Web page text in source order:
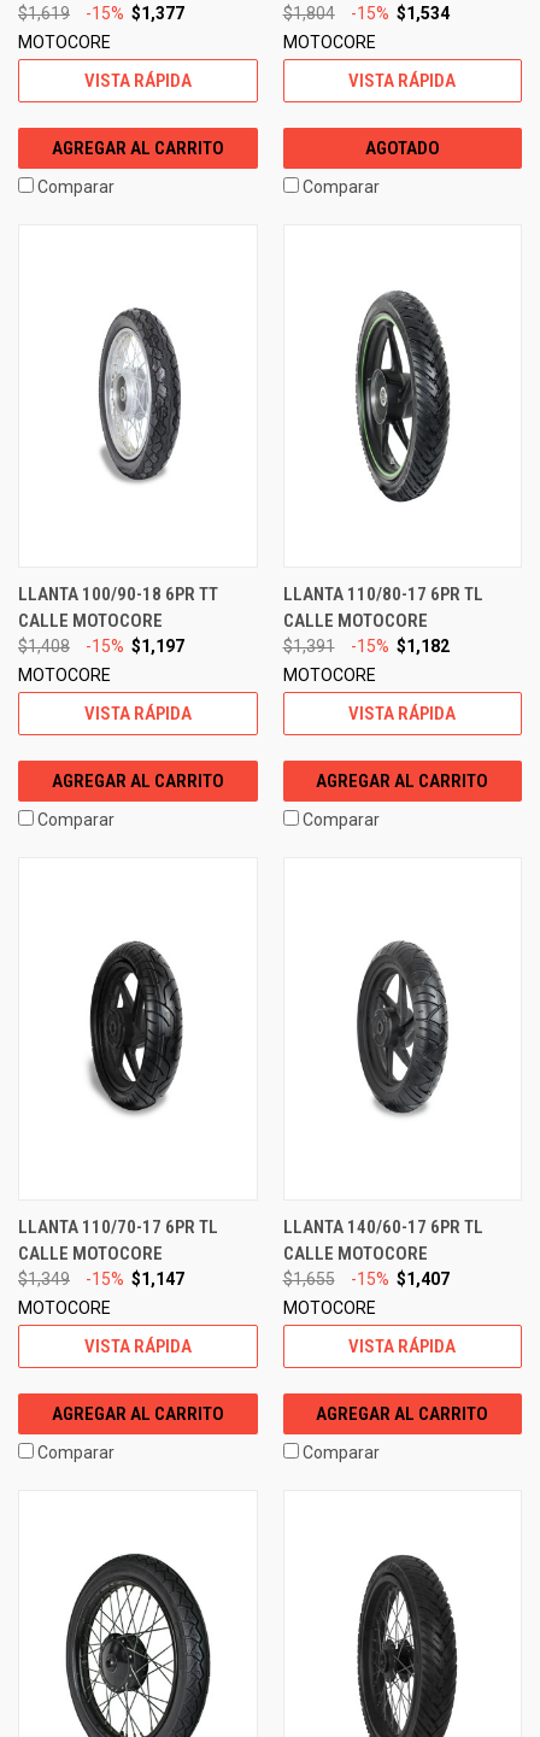
$1,619 -15% $1,377
MOTOCORE
VISTA RÁPIDA
AGREGAR AL CARRITO
Comparar
$1,804 -15% $1,534
MOTOCORE
VISTA RÁPIDA
AGOTADO
Comparar
LLANTA 100/90-18 6PR TT
CALLE MOTOCORE
$1,408 -15% $1,197
MOTOCORE
VISTA RÁPIDA
AGREGAR AL CARRITO
Comparar
LLANTA 110/80-17 6PR TL
CALLE MOTOCORE
$1,391 -15% $1,182
MOTOCORE
VISTA RÁPIDA
AGREGAR AL CARRITO
Comparar
LLANTA 110/70-17 6PR TL
CALLE MOTOCORE
$1,349 -15% $1,147
MOTOCORE
VISTA RÁPIDA
AGREGAR AL CARRITO
Comparar
LLANTA 140/60-17 6PR TL
CALLE MOTOCORE
$1,655 -15% $1,407
MOTOCORE
VISTA RÁPIDA
AGREGAR AL CARRITO
Comparar